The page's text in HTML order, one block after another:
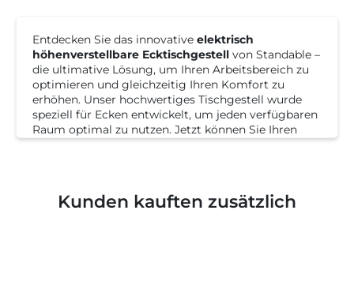
Entdecken Sie das innovative elektrisch
höhenverstellbare Ecktischgestell von Standable –
die ultimative Lösung, um Ihren Arbeitsbereich zu
optimieren und gleichzeitig Ihren Komfort zu
erhöhen. Unser hochwertiges Tischgestell wurde
speziell für Ecken entwickelt, um jeden verfügbaren
Raum optimal zu nutzen. Jetzt können Sie Ihren
Arbeitsplatz so einrichten, wie es Ihren Bedürfnissen
Kunden kauften zusätzlich